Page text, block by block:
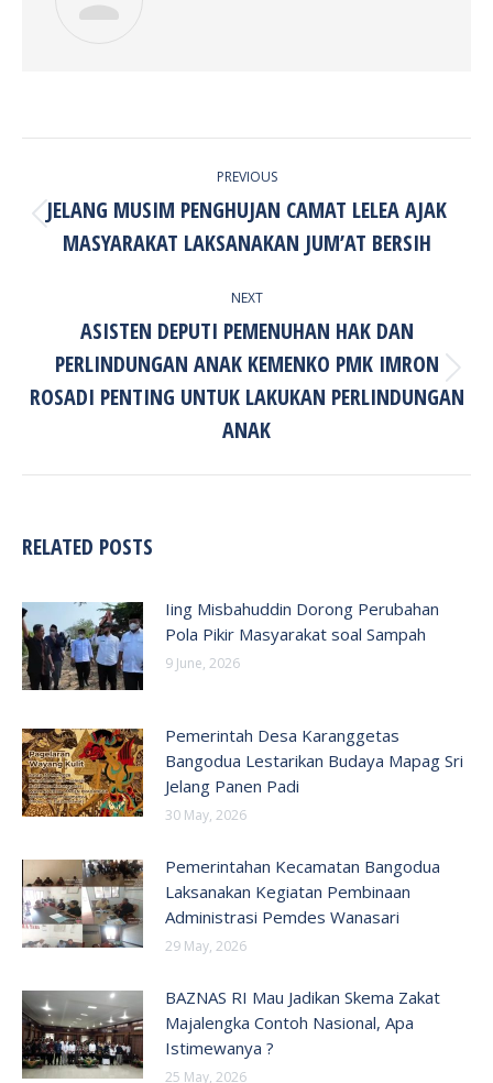
PREVIOUS
Previous
post:
JELANG MUSIM PENGHUJAN CAMAT LELEA AJAK
MASYARAKAT LAKSANAKAN JUM’AT BERSIH
NEXT
Next
post:
ASISTEN DEPUTI PEMENUHAN HAK DAN
PERLINDUNGAN ANAK KEMENKO PMK IMRON
ROSADI PENTING UNTUK LAKUKAN PERLINDUNGAN
ANAK
RELATED POSTS
Iing Misbahuddin Dorong Perubahan
Pola Pikir Masyarakat soal Sampah
9 June, 2026
Pemerintah Desa Karanggetas
Bangodua Lestarikan Budaya Mapag Sri
Jelang Panen Padi
30 May, 2026
Pemerintahan Kecamatan Bangodua
Laksanakan Kegiatan Pembinaan
Administrasi Pemdes Wanasari
29 May, 2026
BAZNAS RI Mau Jadikan Skema Zakat
Majalengka Contoh Nasional, Apa
Istimewanya ?
25 May, 2026